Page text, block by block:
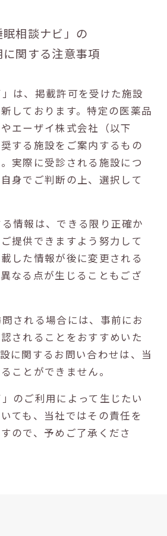
眠相談ナビ」の
に関する注意事項
は、掲載許可を受けた施設
しております。特定の医薬品
エーザイ株式会社（以下
奨する施設をご案内するもの
実際に受診される施設につ
身でご判断の上、選択して
情報は、できる限り正確か
提供できますよう努力して
した情報が後に変更される
なる点が生じることもござ
される場合には、事前にお
されることをおすすめいた
に関するお問い合わせは、当
ことができません。
のご利用によって生じたい
ても、当社ではその責任を
ので、予めご了承くださ